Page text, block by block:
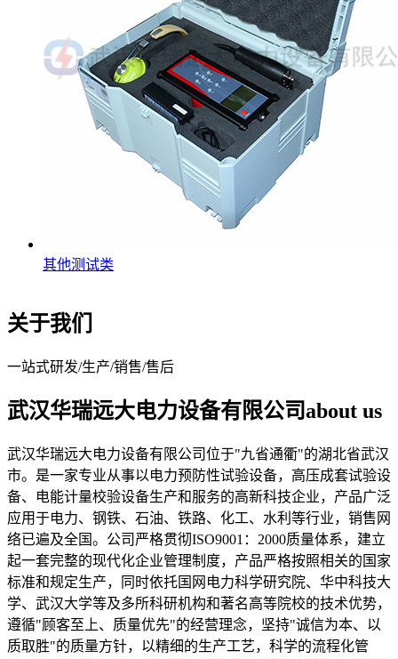
其他测试类
关于我们
一站式研发/生产/销售/售后
武汉华瑞远大电力设备有限公司about us
武汉华瑞远大电力设备有限公司位于"九省通衢"的湖北省武汉
市。是一家专业从事以电力预防性试验设备，高压成套试验设
备、电能计量校验设备生产和服务的高新科技企业，产品广泛
应用于电力、钢铁、石油、铁路、化工、水利等行业，销售网
络已遍及全国。公司严格贯彻ISO9001：2000质量体系，建立
起一套完整的现代化企业管理制度，产品严格按照相关的国家
标准和规定生产，同时依托国网电力科学研究院、华中科技大
学、武汉大学等及多所科研机构和著名高等院校的技术优势，
遵循"顾客至上、质量优先"的经营理念，坚持"诚信为本、以
质取胜"的质量方针，以精细的生产工艺，科学的流程化管